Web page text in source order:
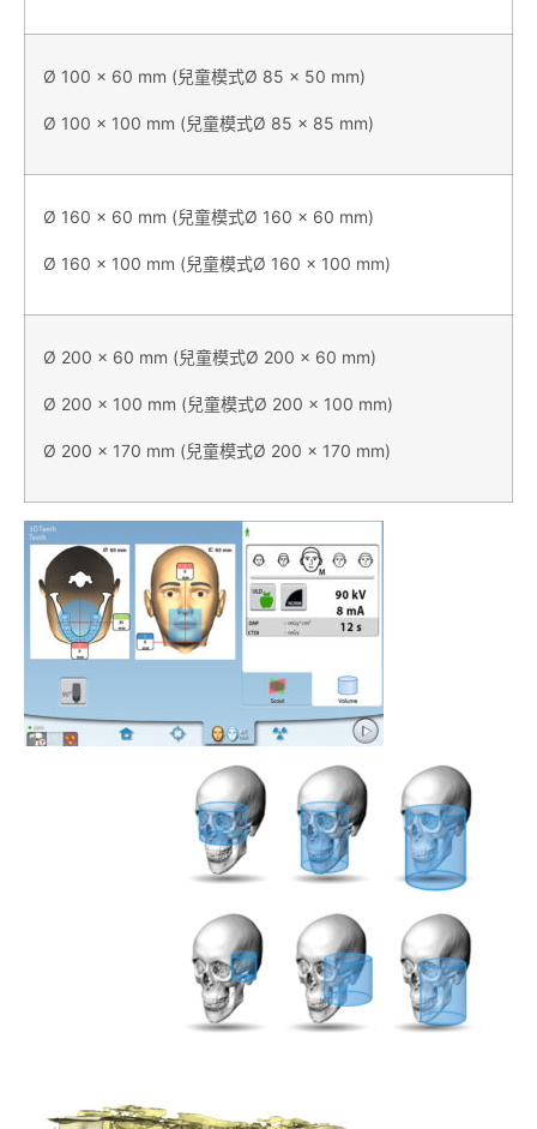
Ø 100 x 60 mm (兒童模式Ø 85 x 50 mm)
Ø 100 x 100 mm (兒童模式Ø 85 x 85 mm)
Ø 160 x 60 mm (兒童模式Ø 160 x 60 mm)
Ø 160 x 100 mm (兒童模式Ø 160 x 100 mm)
Ø 200 x 60 mm (兒童模式Ø 200 x 60 mm)
Ø 200 x 100 mm (兒童模式Ø 200 x 100 mm)
Ø 200 x 170 mm (兒童模式Ø 200 x 170 mm)